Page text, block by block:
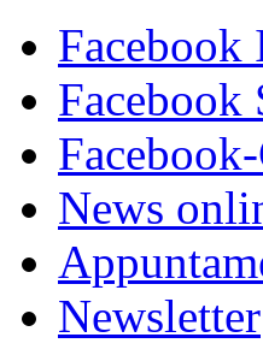
Facebook
Facebook
News
Newsletter